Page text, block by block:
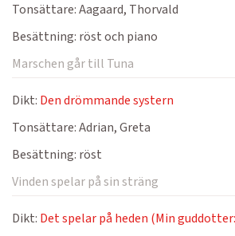
Tonsättare:Aagaard, Thorvald
Besättning: röst och piano
Marschen går till Tuna
Dikt: Den drömmande systern
Tonsättare:Adrian, Greta
Besättning: röst
Vinden spelar på sin sträng
Dikt: Det spelar på heden (Min